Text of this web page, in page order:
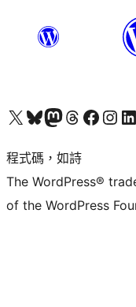
查看我們的 X (之前的 Twitter) 帳號造訪我們的 Bluesky 帳號造訪我們的 Mastodon 帳號造訪我們的 Threads 帳號 造訪我們的 Facebook 粉絲專頁Visit our
程式碼，如詩
The WordPress®
of the WordPress